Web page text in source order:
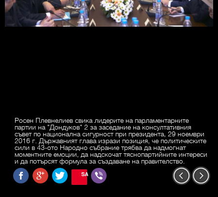
Росен Плевнелиев свика лидерите на парламентарните
партии на "Дондуков" 2 за заседание на консултативния
съвет по национална сигурност при президента, 29 ноември
2016 г. Държавният глава изрази позиция, че политическите
сили в 43-ото Народно събрание трябва да надмогнат
моментните емоции, да надскочат тяснопартийните интереси
и да потърсят формула за създаване на правителство.
SAVE